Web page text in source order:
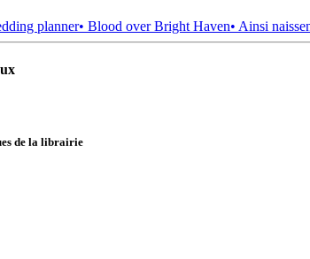
planner• Blood over Bright Haven• Ainsi
de la librairie